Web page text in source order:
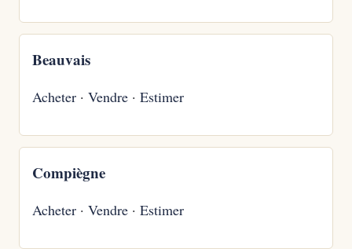
Beauvais
Acheter · Vendre · Estimer
Compiègne
Acheter · Vendre · Estimer